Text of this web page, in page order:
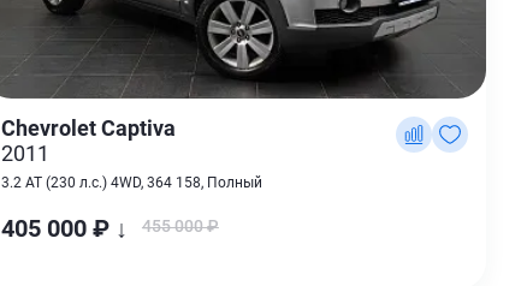
Chevrolet Captiva
2011
3.2 AT (230 л.с.) 4WD, 364 158, Полный
405 000 ₽ ↓ 455 000 ₽